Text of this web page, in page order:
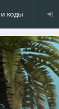
коды